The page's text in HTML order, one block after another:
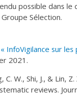
possible dans le
Sélection.
« InfoVigilance sur
2021.
C. W., Shi, J., & Lin,
reviews.